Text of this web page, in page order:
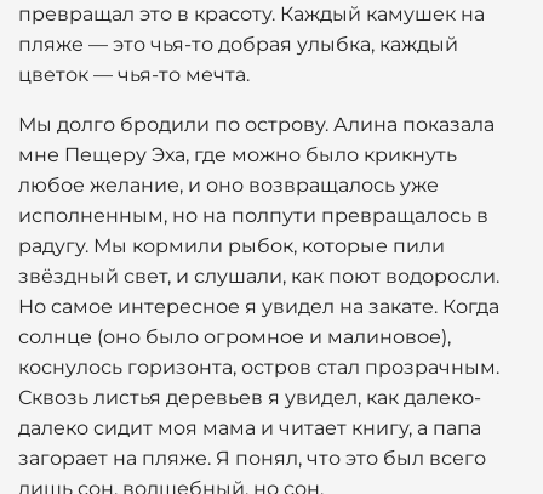
превращал это в красоту. Каждый камушек на
пляже — это чья-то добрая улыбка, каждый
цветок — чья-то мечта.
Мы долго бродили по острову. Алина показала
мне Пещеру Эха, где можно было крикнуть
любое желание, и оно возвращалось уже
исполненным, но на полпути превращалось в
радугу. Мы кормили рыбок, которые пили
звёздный свет, и слушали, как поют водоросли.
Но самое интересное я увидел на закате. Когда
солнце (оно было огромное и малиновое),
коснулось горизонта, остров стал прозрачным.
Сквозь листья деревьев я увидел, как далеко-
далеко сидит моя мама и читает книгу, а папа
загорает на пляже. Я понял, что это был всего
лишь сон, волшебный, но сон.